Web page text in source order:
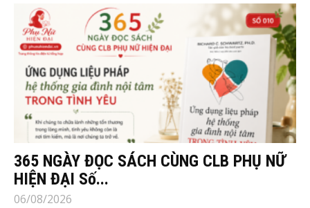
365 NGÀY ĐỌC SÁCH CÙNG CLB PHỤ NỮ
HIỆN ĐẠI Số...
06/08/2026